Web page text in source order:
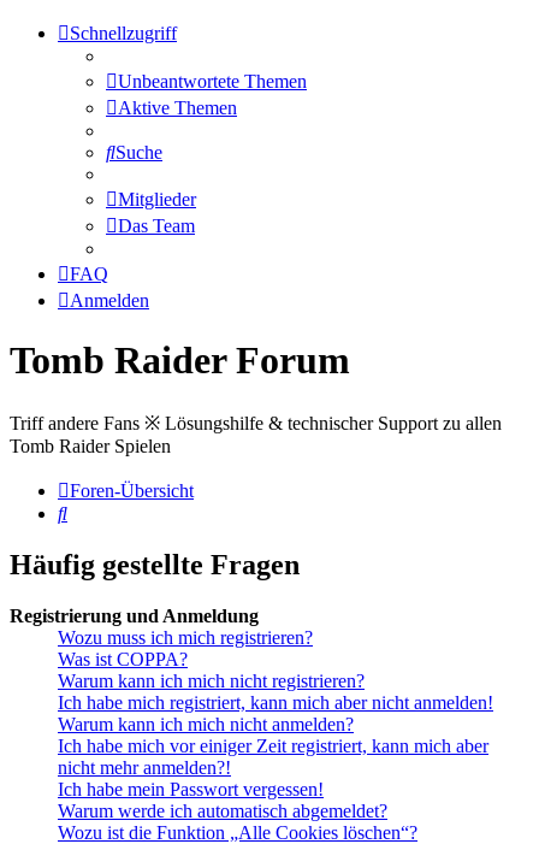
Schnellzugriff
Unbeantwortete Themen
Aktive Themen
Suche
Mitglieder
Das Team
FAQ
Anmelden
Tomb Raider Forum
Triff andere Fans ※ Lösungshilfe & technischer Support zu allen
Tomb Raider Spielen
Foren-Übersicht
Suche
Häufig gestellte Fragen
Registrierung und Anmeldung
Wozu muss ich mich registrieren?
Was ist COPPA?
Warum kann ich mich nicht registrieren?
Ich habe mich registriert, kann mich aber nicht anmelden!
Warum kann ich mich nicht anmelden?
Ich habe mich vor einiger Zeit registriert, kann mich aber
nicht mehr anmelden?!
Ich habe mein Passwort vergessen!
Warum werde ich automatisch abgemeldet?
Wozu ist die Funktion „Alle Cookies löschen“?